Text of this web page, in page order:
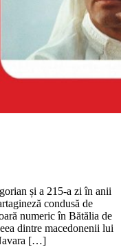
și a 215-a zi în anii
condusă de
numeric în Bătălia de
dintre macedonenii lui
[…]